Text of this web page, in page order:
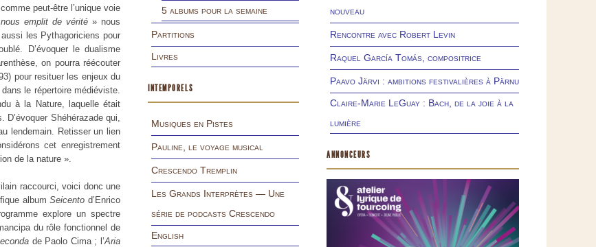
peut-être l’unique voie
emplit de vérité» nous
les Pythagoriciens pour
D’évoquer le dualisme
on pourra réécouter
pour resituer les enjeux du
le répertoire médiéviste.
à la Nature, laquelle était
Shéhérazade qui,
lendemain. Retisser un lien
cet enregistrement
de la nature ».
raccourci, voici donc une
albumSeicento d’Enrico
explore un spectre
du rôle fonctionnel de
de Paolo Cima ; l’Aria
5 albums pour la semaine
Partitions
Livres
INTEMPORELS
Musiques en Pistes
Pauline, le voyage musical
Crescendo Tremplin
Les Grands Interprètes — Une
série de podcasts Crescendo
English
nouveau
Rencontre avec Robert Levin
Raquel García Tomás, compositrice
Paavo Järvi : ambitions festivalières à Pärnu
Claire-Marie LeGuay : Bach, de la joie à la
lumière
ANNONCEURS